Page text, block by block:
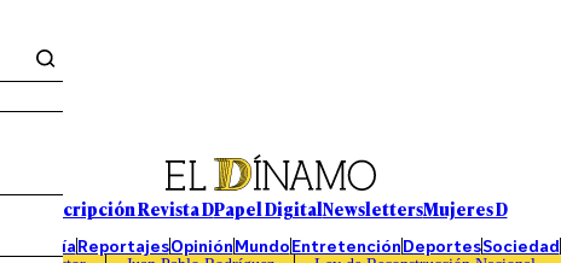
Suscripción Revista DPapel DigitalNewslettersMujeres D
EconomíaReportajesOpiniónMundoEntretenciónDeportesSociedad